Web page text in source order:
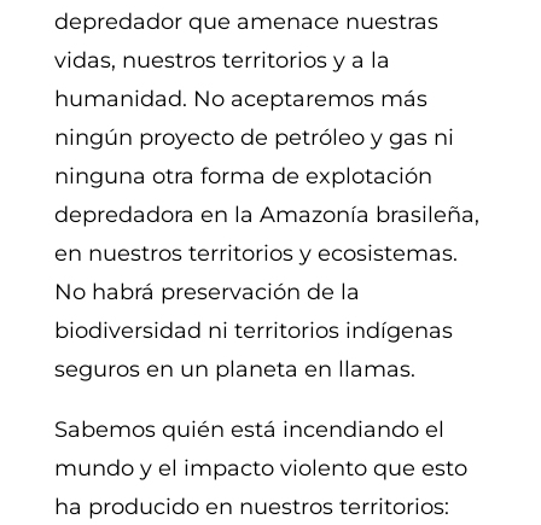
depredador que amenace nuestras
vidas, nuestros territorios y a la
humanidad. No aceptaremos más
ningún proyecto de petróleo y gas ni
ninguna otra forma de explotación
depredadora en la Amazonía brasileña,
en nuestros territorios y ecosistemas.
No habrá preservación de la
biodiversidad ni territorios indígenas
seguros en un planeta en llamas.
Sabemos quién está incendiando el
mundo y el impacto violento que esto
ha producido en nuestros territorios: